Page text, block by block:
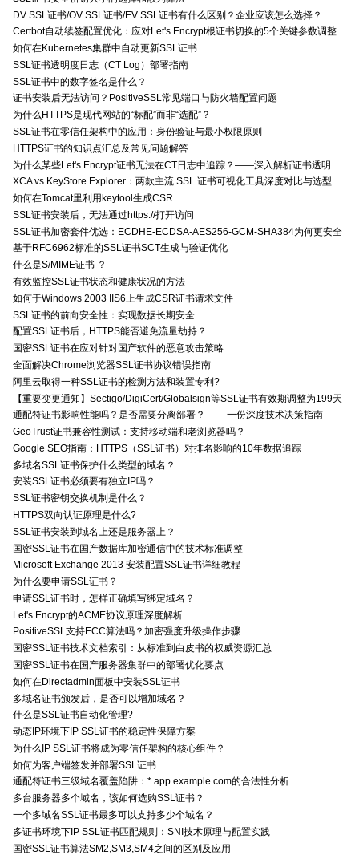
DV SSL证书/OV SSL证书/EV SSL证书有什么区别？企业应该怎么选择？
Certbot自动续签配置优化：应对Let's Encrypt根证书切换的5个关键参数调整
如何在Kubernetes集群中自动更新SSL证书
SSL证书透明度日志（CT Log）部署指南
SSL证书中的数字签名是什么？
证书安装后无法访问？PositiveSSL常见端口与防火墙配置问题
为什么HTTPS是现代网站的“标配”而非“选配”？
SSL证书在零信任架构中的应用：身份验证与最小权限原则
HTTPS证书的知识点汇总及常见问题解答
XCA vs KeyStore Explorer：两款主流 SSL 证书可视化工具深度对比与选型指南
如何在Tomcat里利用keytool生成CSR
SSL证书安装后，无法通过https://打开访问
SSL证书加密套件优选：ECDHE-ECDSA-AES256-GCM-SHA384为何更安全
基于RFC6962标准的SSL证书SCT生成与验证优化
什么是S/MIME证书 ？
有效监控SSL证书状态和健康状况的方法
如何于Windows 2003 IIS6上生成CSR证书请求文件
SSL证书的前向安全性：实现数据长期安全
配置SSL证书后，HTTPS能否避免流量劫持？
国密SSL证书在应对针对国产软件的恶意攻击策略
全面解决Chrome浏览器SSL证书协议错误指南
阿里云取得一种SSL证书的检测方法和装置专利?
【重要变更通知】Sectigo/DigiCert/Globalsign等SSL证书有效期调整为199天
通配符证书影响性能吗？是否需要分离部署？—— 一份深度技术决策指南
GeoTrust证书兼容性测试：支持移动端和老浏览器吗？
Google SEO指南：HTTPS（SSL证书）对排名影响的10年数据追踪
多域名SSL证书保护什么类型的域名？
安装SSL证书必须要有独立IP吗？
SSL证书密钥交换机制是什么？
HTTPS双向认证原理是什么?
SSL证书安装到域名上还是服务器上？
国密SSL证书在国产数据库加密通信中的技术标准调整
Microsoft Exchange 2013 安装配置SSL证书详细教程
为什么要申请SSL证书？
申请SSL证书时，怎样正确填写绑定域名？
Let's Encrypt的ACME协议原理深度解析
PositiveSSL支持ECC算法吗？加密强度升级操作步骤
国密SSL证书技术文档索引：从标准到白皮书的权威资源汇总
国密SSL证书在国产服务器集群中的部署优化要点
如何在Directadmin面板中安装SSL证书
多域名证书颁发后，是否可以增加域名？
什么是SSL证书自动化管理?
动态IP环境下IP SSL证书的稳定性保障方案
为什么IP SSL证书将成为零信任架构的核心组件？
如何为客户端签发并部署SSL证书
通配符证书三级域名覆盖陷阱：*.app.example.com的合法性分析
多台服务器多个域名，该如何选购SSL证书？
一个多域名SSL证书最多可以支持多少个域名？
多证书环境下IP SSL证书匹配规则：SNI技术原理与配置实践
国密SSL证书算法SM2,SM3,SM4之间的区别及应用